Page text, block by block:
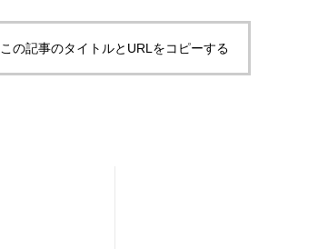
この記事のタイトルとURLをコピーする